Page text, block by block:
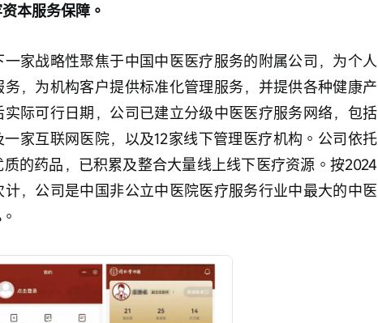
本服务保障。
家战略性聚焦于中国中医医疗服务的附属公司，为个人
，为机构客户提供标准化管理服务，并提供各种健康产
际可行日期，公司已建立分级中医医疗服务网络，包括
家互联网医院，以及12家线下管理医疗机构。公司依托
的药品，已积累及整合大量线上线下医疗资源。按2024
，公司是中国非公立中医院医疗服务行业中最大的中医